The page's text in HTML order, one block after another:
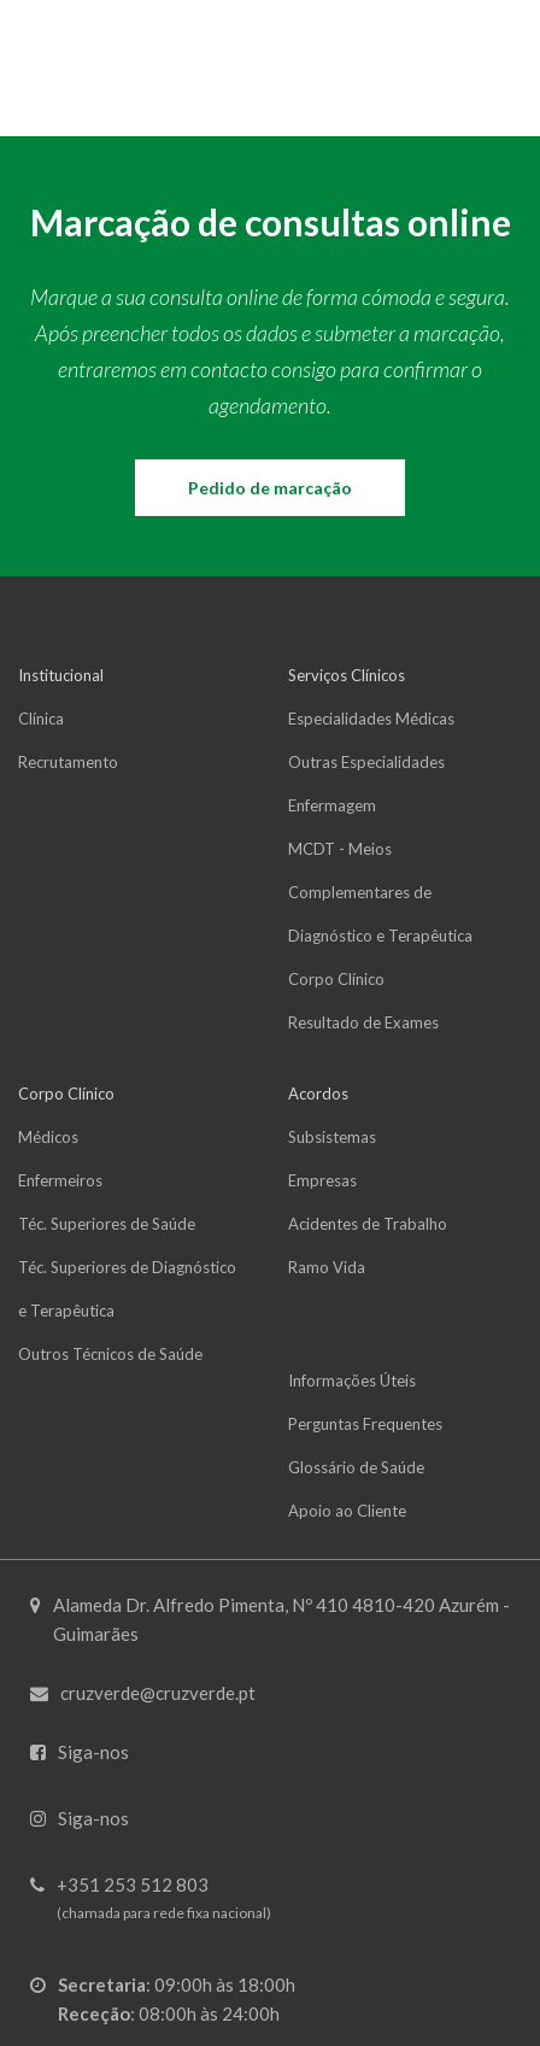
Marcação de consultas online
Marque a sua consulta online de forma cómoda e segura.
Após preencher todos os dados e submeter a marcação,
entraremos em contacto consigo para confirmar o
agendamento.
Pedido de marcação
Institucional
Clínica
Recrutamento
Serviços Clínicos
Especialidades Médicas
Outras Especialidades
Enfermagem
MCDT - Meios
Complementares de
Diagnóstico e Terapêutica
Corpo Clínico
Resultado de Exames
Corpo Clínico
Médicos
Enfermeiros
Téc. Superiores de Saúde
Téc. Superiores de Diagnóstico
e Terapêutica
Outros Técnicos de Saúde
Acordos
Subsistemas
Empresas
Acidentes de Trabalho
Ramo Vida
Informações Úteis
Perguntas Frequentes
Glossário de Saúde
Apoio ao Cliente
Alameda Dr. Alfredo Pimenta, Nº 410 4810-420 Azurém -
Guimarães
cruzverde@cruzverde.pt
Siga-nos
Siga-nos
+351 253 512 803
(chamada para rede fixa nacional)
Secretaria: 09:00h às 18:00h
Receção: 08:00h às 24:00h